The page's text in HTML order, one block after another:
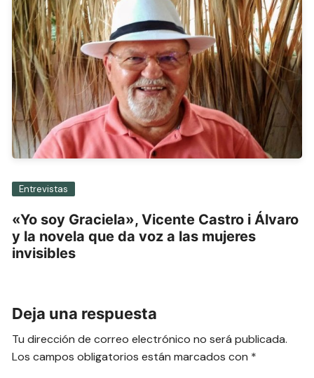
Entrevistas
«Yo soy Graciela», Vicente Castro i Álvaro
y la novela que da voz a las mujeres
invisibles
Deja una respuesta
Tu dirección de correo electrónico no será publicada.
Los campos obligatorios están marcados con *